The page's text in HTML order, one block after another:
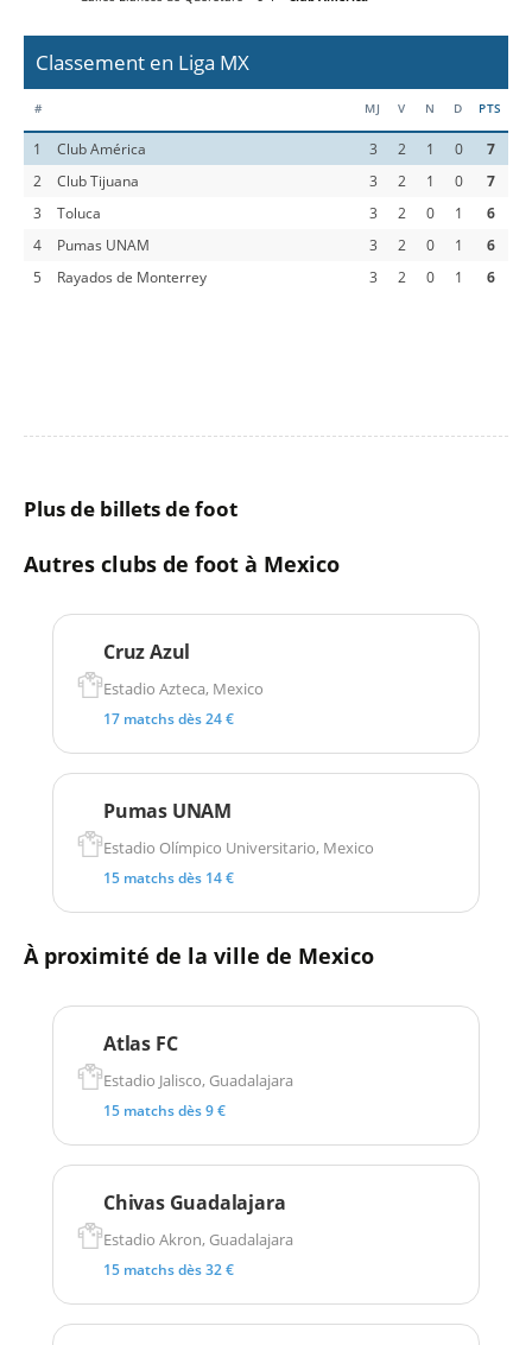
Classement en Liga MX
# MJ V N D PTS
1 Club América 3 2 1 0
7
2
Club Tijuana 3 2 1 0
7
3
Toluca 3 2 0 1
6
4
Pumas UNAM 3 2 0 1
6
5
Rayados de Monterrey 3 2 0 1 6
Plus de billets de foot
Autres clubs de foot à Mexico
Cruz Azul
Estadio Azteca, Mexico
17 matchs dès 24 €
Pumas UNAM
Estadio Olímpico Universitario, Mexico
15 matchs dès 14 €
À proximité de la ville de Mexico
Atlas FC
Estadio Jalisco, Guadalajara
15 matchs dès 9 €
Chivas Guadalajara
Estadio Akron, Guadalajara
15 matchs dès 32 €